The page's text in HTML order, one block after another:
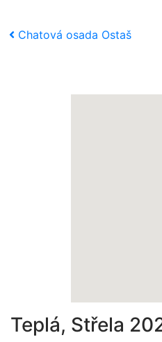
Chatová osada Ostaš
Teplá, Střela